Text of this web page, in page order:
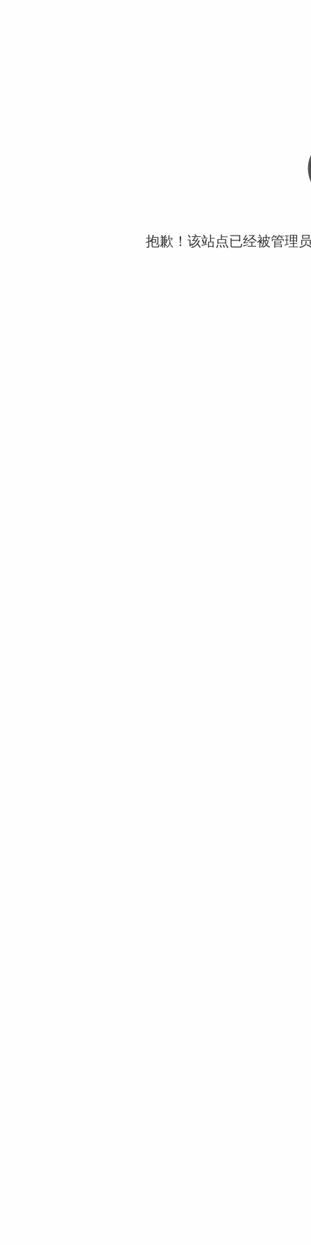
抱歉！该站点已经被管理